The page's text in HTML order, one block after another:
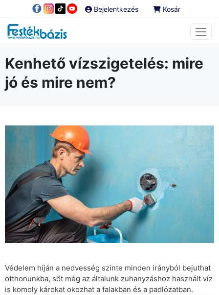
Bejelentkezés Kosár
Kenhető vízszigetelés: mire
jó és mire nem?
Védelem híján a nedvesség szinte minden irányból bejuthat
otthonunkba, sőt még az általunk zuhanyzáshoz használt víz
is komoly károkat okozhat a falakban és a padlózatban.